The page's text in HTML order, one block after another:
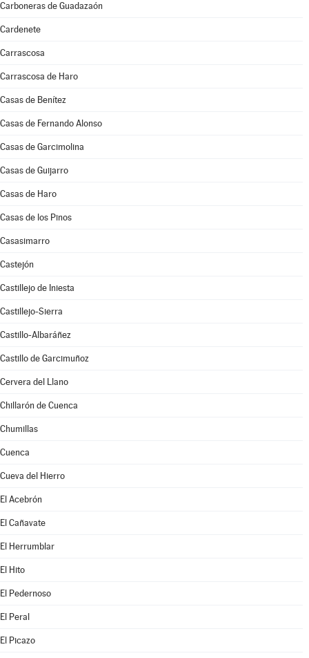
Carboneras de Guadazaón
Cardenete
Carrascosa
Carrascosa de Haro
Casas de Benítez
Casas de Fernando Alonso
Casas de Garcimolina
Casas de Guijarro
Casas de Haro
Casas de los Pinos
Casasimarro
Castejón
Castillejo de Iniesta
Castillejo-Sierra
Castillo-Albaráñez
Castillo de Garcimuñoz
Cervera del Llano
Chillarón de Cuenca
Chumillas
Cuenca
Cueva del Hierro
El Acebrón
El Cañavate
El Herrumblar
El Hito
El Pedernoso
El Peral
El Picazo